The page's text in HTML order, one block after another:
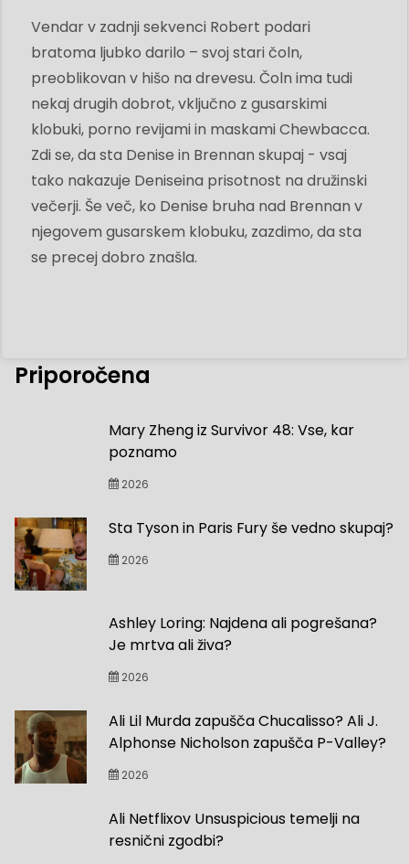
Vendar v zadnji sekvenci Robert podari
bratoma ljubko darilo – svoj stari čoln,
preoblikovan v hišo na drevesu. Čoln ima tudi
nekaj drugih dobrot, vključno z gusarskimi
klobuki, porno revijami in maskami Chewbacca.
Zdi se, da sta Denise in Brennan skupaj - vsaj
tako nakazuje Deniseina prisotnost na družinski
večerji. Še več, ko Denise bruha nad Brennan v
njegovem gusarskem klobuku, zazdimo, da sta
se precej dobro znašla.
Priporočena
Mary Zheng iz Survivor 48: Vse, kar
poznamo
2026
Sta Tyson in Paris Fury še vedno skupaj?
2026
Ashley Loring: Najdena ali pogrešana?
Je mrtva ali živa?
2026
Ali Lil Murda zapušča Chucalisso? Ali J.
Alphonse Nicholson zapušča P-Valley?
2026
Ali Netflixov Unsuspicious temelji na
resnični zgodbi?